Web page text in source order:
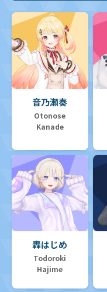
音乃瀬奏
Otonose
Kanade
轟はじめ
Todoroki
Hajime